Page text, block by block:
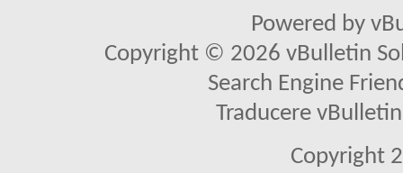
Powered by
Copyright © 2026 vBulletin
Search Engine
Traducere
Copyright